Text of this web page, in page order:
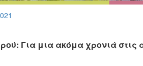
Για μια ακόμα χρονιά